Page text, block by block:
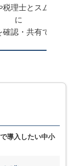
ック
理士とスムーズ
に
認・共有できる
導入したい中小